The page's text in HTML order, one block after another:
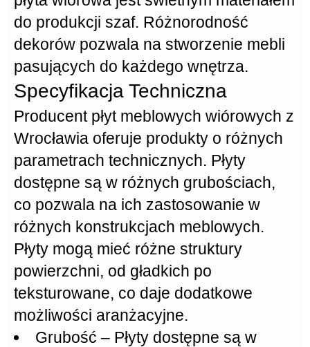
do produkcji szaf. Różnorodność
dekorów pozwala na stworzenie mebli
pasujących do każdego wnętrza.
Specyfikacja Techniczna
Producentpłyt meblowych wiórowych z
Wrocławia oferuje produkty o różnych
parametrach technicznych. Płyty
dostępne są w różnych grubościach,
co pozwala na ich zastosowanie w
różnych konstrukcjach meblowych.
Płyty mogą mieć różne struktury
powierzchni, od gładkich po
teksturowane, co daje dodatkowe
możliwości aranżacyjne.
Grubość – Płyty dostępne są w